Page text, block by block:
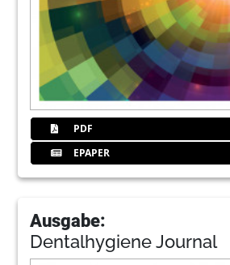
PDF
EPAPER
Ausgabe:
Dentalhygiene Journal